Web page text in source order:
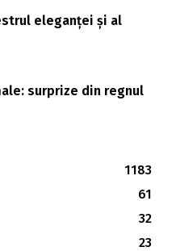
eleganței și al
surprize din regnul
1183
61
32
23